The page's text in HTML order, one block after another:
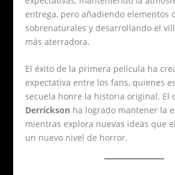
entrega, pero añadiendo elementos
sobrenaturales y desarrollando el
más aterradora.
El éxito de la primera película ha
expectativa entre los fans, quienes
secuela honre la historia original.
Derrickson ha logrado mantener la
mientras explora nuevas ideas que
un nuevo nivel de horror.